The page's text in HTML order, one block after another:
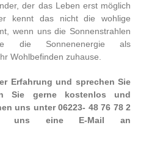
der das Leben erst möglich
kennt das nicht die wohlige
wenn uns die Sonnenstrahlen
die Sonnenenergie als
Wohlbefinden zuhause.
Erfahrung und sprechen Sie
Sie gerne kostenlos und
uns unter 06223- 48 76 78 2
uns eine E-Mail an